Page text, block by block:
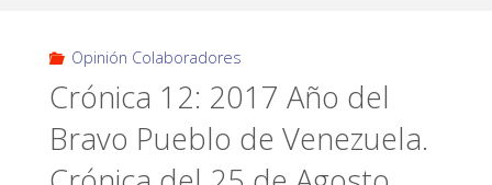
Opinión Colaboradores
Crónica 12: 2017 Año del
Bravo Pueblo de Venezuela.